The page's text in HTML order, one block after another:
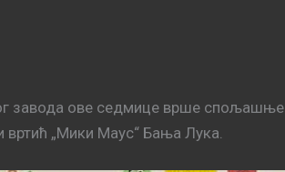
завода ове седмице врше спољашње
„Мики Маус“ Бања Лука.